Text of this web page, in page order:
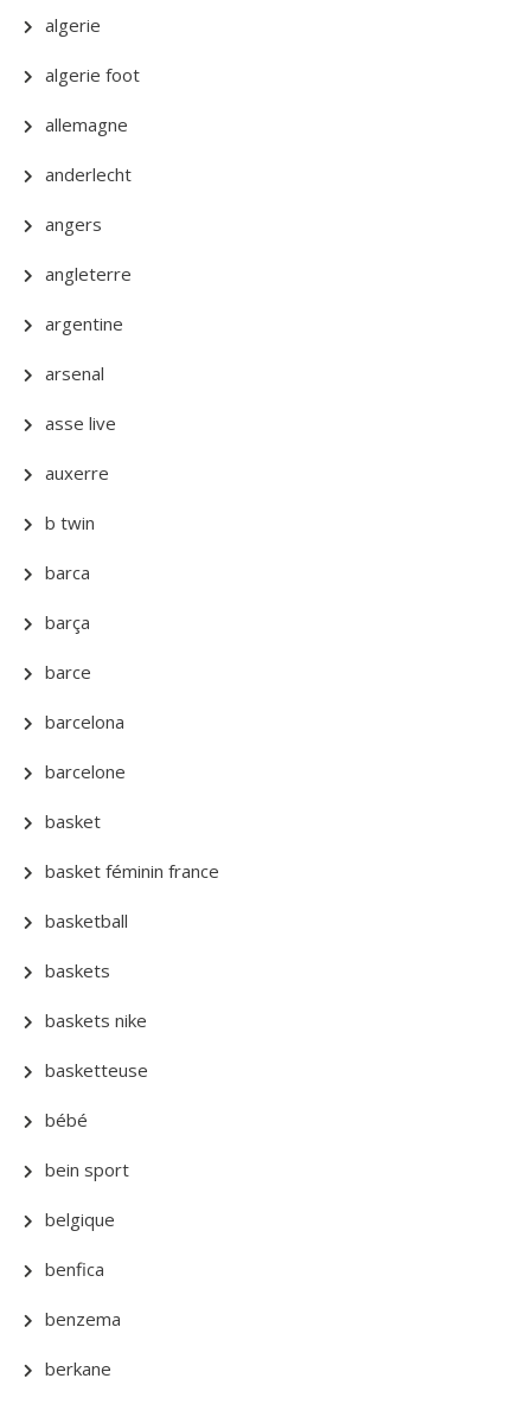
algerie
algerie foot
allemagne
anderlecht
angers
angleterre
argentine
arsenal
asse live
auxerre
b twin
barca
barça
barce
barcelona
barcelone
basket
basket féminin france
basketball
baskets
baskets nike
basketteuse
bébé
bein sport
belgique
benfica
benzema
berkane